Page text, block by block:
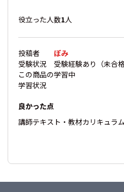
役立った人数1人
投稿者
ぽみ
受験状況
受験経験あり（未合格
この商品の
学習状況
学習中
良かった点
講師テキスト・教材カリキュラム